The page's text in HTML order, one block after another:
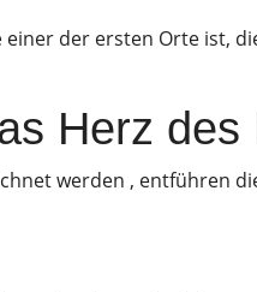
der ersten Orte ist,
Herz des
werden , entführen